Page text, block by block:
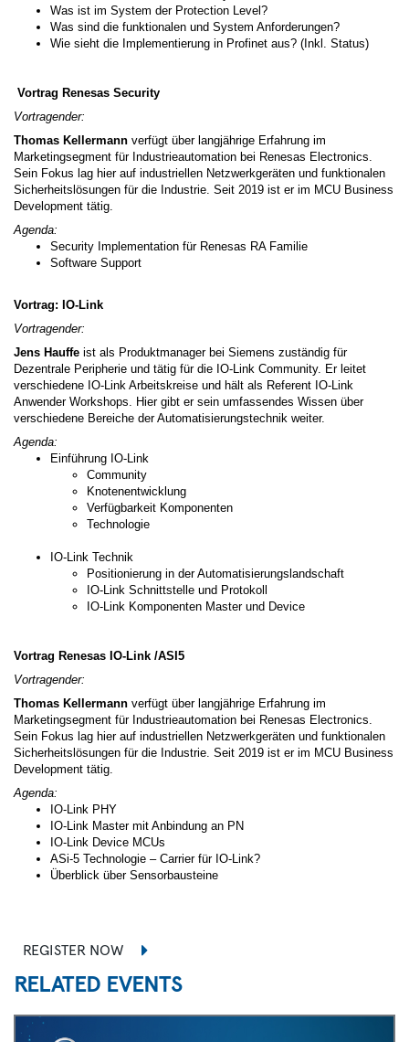
Was ist im System der Protection Level?
Was sind die funktionalen und System Anforderungen?
Wie sieht die Implementierung in Profinet aus? (Inkl. Status)
Vortrag Renesas Security
Vortragender:
Thomas Kellermann verfügt über langjährige Erfahrung im
Marketingsegment für Industrieautomation bei Renesas Electronics.
Sein Fokus lag hier auf industriellen Netzwerkgeräten und funktionalen
Sicherheitslösungen für die Industrie. Seit 2019 ist er im MCU Business
Development tätig.
Agenda:
Security Implementation für Renesas RA Familie
Software Support
Vortrag: IO-Link
Vortragender:
Jens Hauffe ist als Produktmanager bei Siemens zuständig für
Dezentrale Peripherie und tätig für die IO-Link Community. Er leitet
verschiedene IO-Link Arbeitskreise und hält als Referent IO-Link
Anwender Workshops. Hier gibt er sein umfassendes Wissen über
verschiedene Bereiche der Automatisierungstechnik weiter.
Agenda:
Einführung IO-Link
Community
Knotenentwicklung
Verfügbarkeit Komponenten
Technologie
IO-Link Technik
Positionierung in der Automatisierungslandschaft
IO-Link Schnittstelle und Protokoll
IO-Link Komponenten Master und Device
Vortrag Renesas IO-Link /ASI5
Vortragender:
Thomas Kellermann verfügt über langjährige Erfahrung im
Marketingsegment für Industrieautomation bei Renesas Electronics.
Sein Fokus lag hier auf industriellen Netzwerkgeräten und funktionalen
Sicherheitslösungen für die Industrie. Seit 2019 ist er im MCU Business
Development tätig.
Agenda:
IO-Link PHY
IO-Link Master mit Anbindung an PN
IO-Link Device MCUs
ASi-5 Technologie – Carrier für IO-Link?
Überblick über Sensorbausteine
REGISTER NOW
RELATED EVENTS